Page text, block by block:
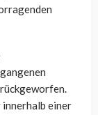
einer